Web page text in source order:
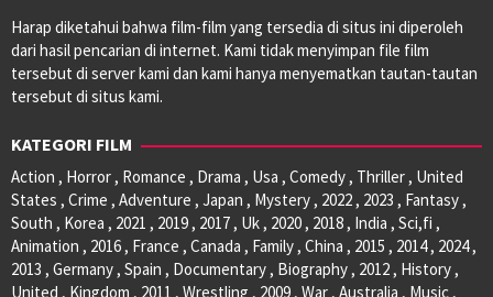
Harap diketahui bahwa film-film yang tersedia di situs ini diperoleh
dari hasil pencarian di internet. Kami tidak menyimpan file film
tersebut di server kami dan kami hanya menyematkan tautan-tautan
tersebut di situs kami.
KATEGORI FILM
Action , Horror , Romance , Drama , Usa , Comedy , Thriller , United
States , Crime , Adventure , Japan , Mystery , 2022 , 2023 , Fantasy ,
South , Korea , 2021 , 2019 , 2017 , Uk , 2020 , 2018 , India , Sci,fi ,
Animation , 2016 , France , Canada , Family , China , 2015 , 2014 , 2024 ,
2013 , Germany , Spain , Documentary , Biography , 2012 , History ,
United , Kingdom , 2011 , Wrestling , 2009 , War , Australia , Music ,